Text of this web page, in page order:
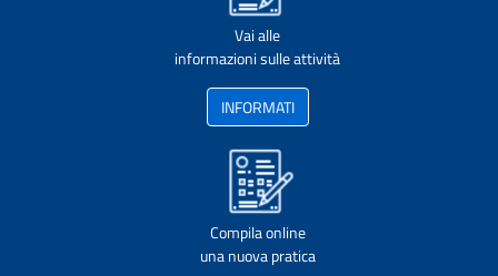
Vai alle
informazioni sulle attività
INFORMATI
Compila online
una nuova pratica